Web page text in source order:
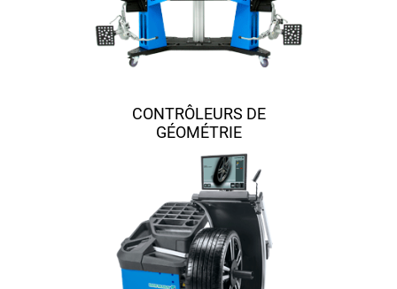
CONTRÔLEURS DE
GÉOMÉTRIE